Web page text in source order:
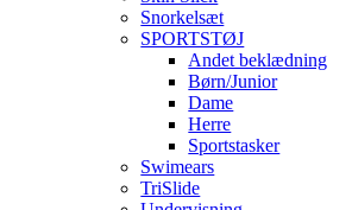
Snorkelsæt
SPORTSTØJ
Andet beklædning
Børn/Junior
Dame
Herre
Sportstasker
Swimears
TriSlide